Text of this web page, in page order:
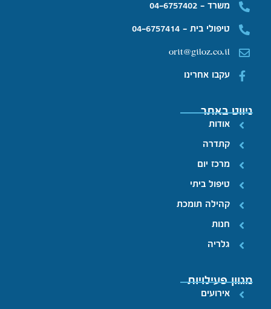
משרד - 04-6757402
טיפולי בית - 04-6757414
orit@giloz.co.il
עקבו אחרינו
ניווט באתר
אודות
קתדרה
מרכז יום
טיפול ביתי
קהילה תומכת
חנות
גלריה
מגוון פעילויות
אירועים